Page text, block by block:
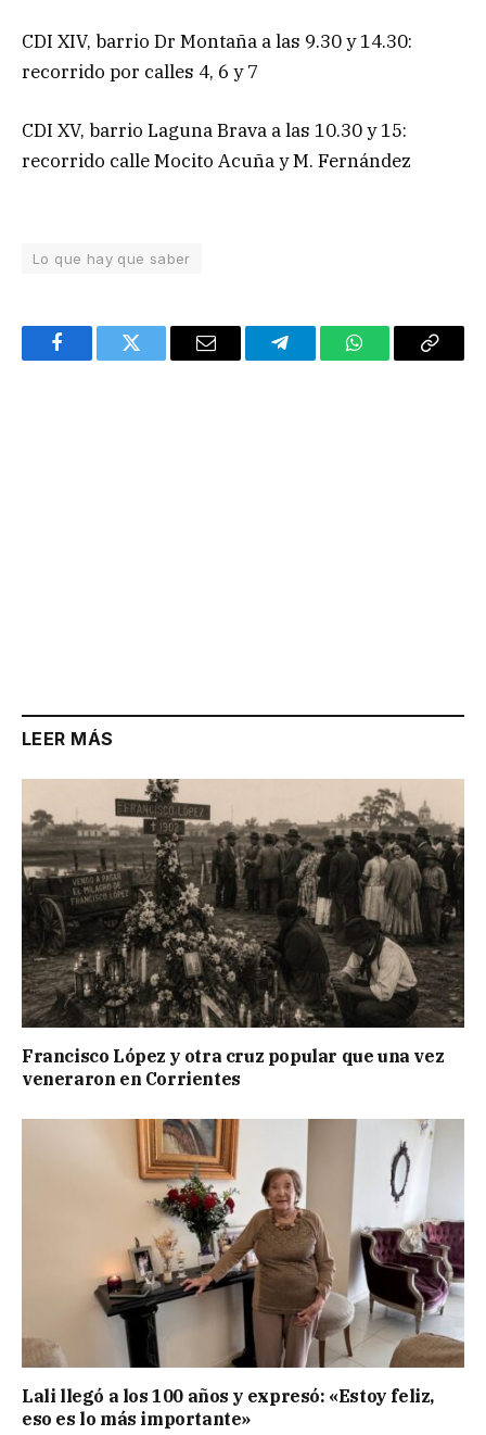
CDI XIV, barrio Dr Montaña a las 9.30 y 14.30:
recorrido por calles 4, 6 y 7
CDI XV, barrio Laguna Brava a las 10.30 y 15:
recorrido calle Mocito Acuña y M. Fernández
Lo que hay que saber
FacebookTwitter Email TelegramWhatsAppCopy
LEER MÁS
Francisco López y otra cruz popular que una vez
veneraron en Corrientes
Lali llegó a los 100 años y expresó: «Estoy feliz,
eso es lo más importante»